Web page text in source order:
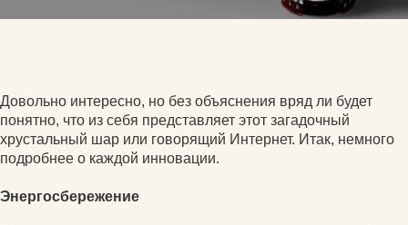
Довольно интересно, но без объяснения вряд ли будет
понятно, что из себя представляет этот загадочный
хрустальный шар или говорящий Интернет. Итак, немного
подробнее о каждой инновации.
Энергосбережение